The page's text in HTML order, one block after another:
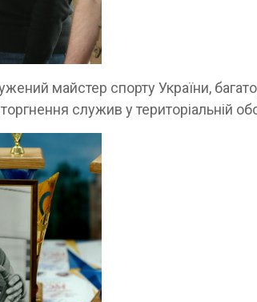
майстер спорту України,
служив у територіальній